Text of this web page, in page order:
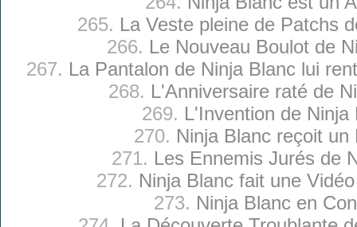
265. La Veste pleine de Patchs
266. Le Nouveau Boulot de
267. La Pantalon de Ninja Blanc lui
268. L'Anniversaire raté de
269. L'Invention de Ninja
270. Ninja Blanc reçoit un
271. Les Ennemis Jurés de
272. Ninja Blanc fait une
273. Ninja Blanc en